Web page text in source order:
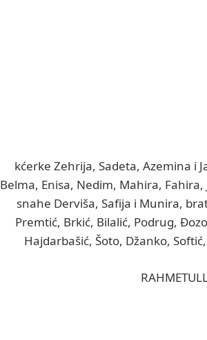
kćerke Zehrija, Sadeta, Azemina i
Belma, Enisa, Nedim, Mahira,
snahe Derviša, Safija i Munira,
Premtić, Brkić, Bilalić, Podrug,
Hajdarbašić, Šoto, Džanko,